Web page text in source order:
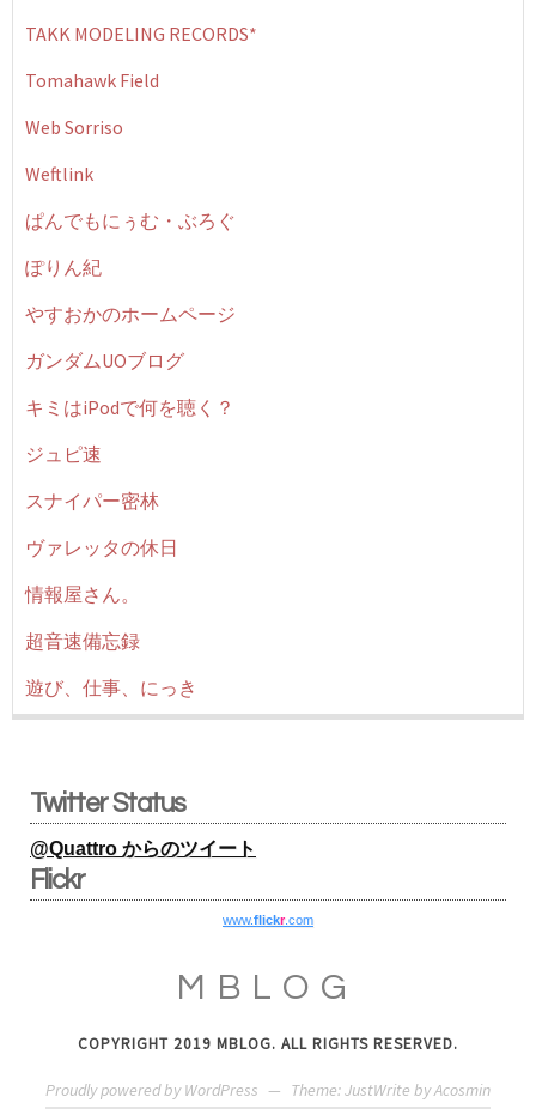
TAKK MODELING RECORDS*
Tomahawk Field
Web Sorriso
Weftlink
ぱんでもにぅむ・ぶろぐ
ぽりん紀
やすおかのホームページ
ガンダムUOブログ
キミはiPodで何を聴く？
ジュピ速
スナイパー密林
ヴァレッタの休日
情報屋さん。
超音速備忘録
遊び、仕事、にっき
Twitter Status
@Quattro からのツイート
Flickr
www.flickr.com
MBLOG
COPYRIGHT 2019 MBLOG. ALL RIGHTS RESERVED.
Proudly powered by WordPress — Theme: JustWrite byAcosmin